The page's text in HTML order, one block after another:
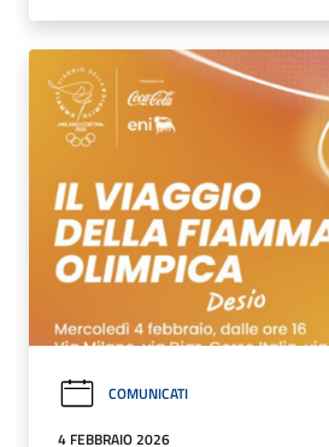
COMUNICATI
4 FEBBRAIO 2026